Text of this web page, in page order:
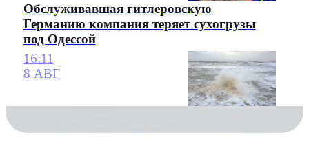
Обслуживавшая гитлеровскую
Германию компания теряет сухогрузы
под Одессой
16:11
8 АВГ